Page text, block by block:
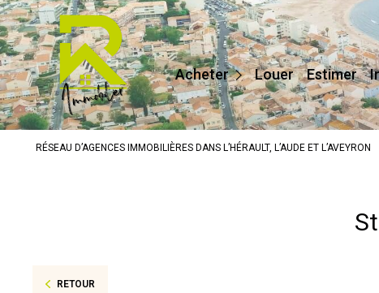
Acheter
Maisons / Villas
Appartements
Terrains
Prestige
Autres
Louer Estimer
RÉSEAU D’AGENCES IMMOBILIÈRES DANS L’HÉRAULT, L’AUDE ET L’AVEYRON
RETOUR